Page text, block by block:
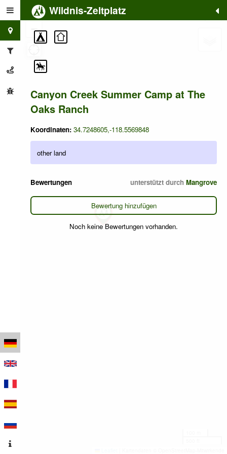
Wildnis-Zeltplatz
Canyon Creek Summer Camp at The
Oaks Ranch
Koordinaten: 34.7248605,-118.5569848
other land
Bewertungen unterstützt durch Mangrove
Bewertung hinzufügen
Noch keine Bewertungen vorhanden.
+
−